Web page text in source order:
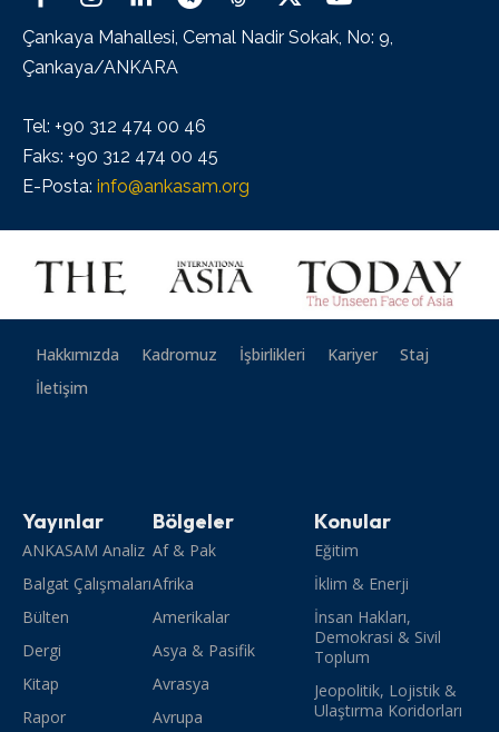
Çankaya Mahallesi, Cemal Nadir Sokak, No: 9,
Çankaya/ANKARA
Tel: +90 312 474 00 46
Faks: +90 312 474 00 45
E-Posta: info@ankasam.org
Hakkımızda Kadromuz İşbirlikleri Kariyer
Staj
İletişim
Yayınlar
ANKASAM Analiz
Balgat Çalışmaları
Bülten
Dergi
Kitap
Rapor
Bölgeler
Af & Pak
Afrika
Amerikalar
Asya & Pasifik
Avrasya
Avrupa
Konular
Eğitim
İklim & Enerji
İnsan Hakları,
Demokrasi & Sivil
Toplum
Jeopolitik, Lojistik &
Ulaştırma Koridorları